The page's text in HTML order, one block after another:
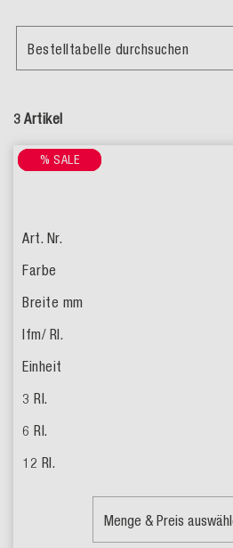
3 Artikel
Bestelltabelle durchsuchen
% SALE
% SALE
% SALE